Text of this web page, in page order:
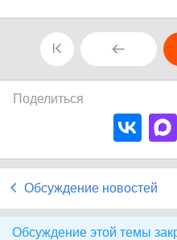
Поделиться
Обсуждение новостей
Обсуждение этой темы